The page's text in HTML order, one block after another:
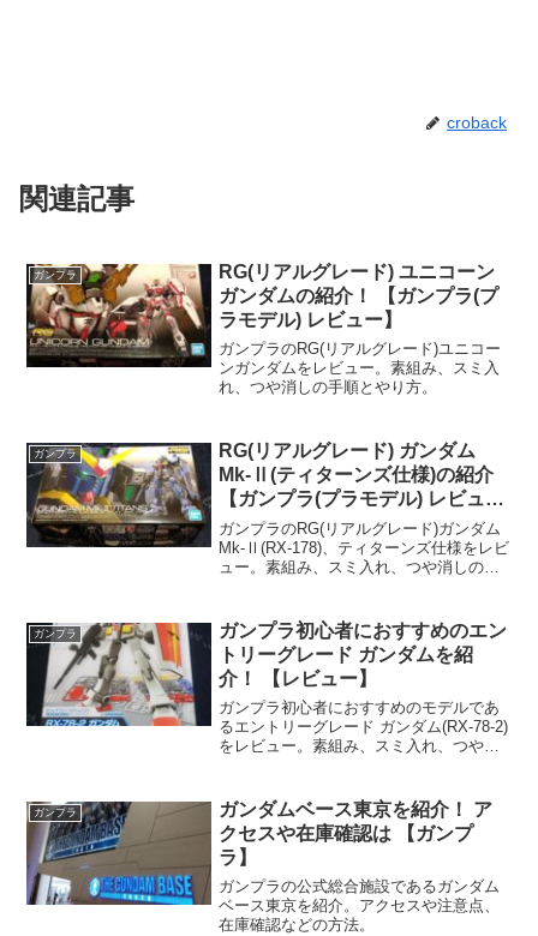
croback
関連記事
ガンプラ
RG(リアルグレード) ユニコーン
ガンダムの紹介！ 【ガンプラ(プ
ラモデル) レビュー】
ガンプラのRG(リアルグレード)ユニコー
ンガンダムをレビュー。素組み、スミ入
れ、つや消しの手順とやり方。
ガンプラ
RG(リアルグレード) ガンダム
Mk-Ⅱ(ティターンズ仕様)の紹介
【ガンプラ(プラモデル) レビュ
ー】
ガンプラのRG(リアルグレード)ガンダム
Mk-Ⅱ(RX-178)、ティターンズ仕様をレビ
ュー。素組み、スミ入れ、つや消しの手
ガンプラ
ガンプラ初心者におすすめのエン
トリーグレード ガンダムを紹
介！ 【レビュー】
ガンプラ初心者におすすめのモデルであ
るエントリーグレード ガンダム(RX-78-2)
をレビュー。素組み、スミ入れ、つや消
ガンプラ
ガンダムベース東京を紹介！ ア
クセスや在庫確認は 【ガンプ
ラ】
ガンプラの公式総合施設であるガンダム
ベース東京を紹介。アクセスや注意点、
在庫確認などの方法。